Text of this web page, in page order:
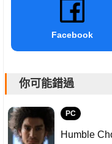
Facebook
你可能錯過
PC
Humble